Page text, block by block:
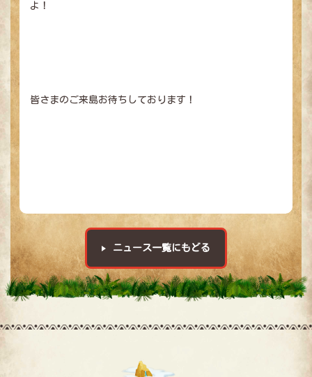
よ！
皆さまのご来島お待ちしております！
ニュース一覧にもどる